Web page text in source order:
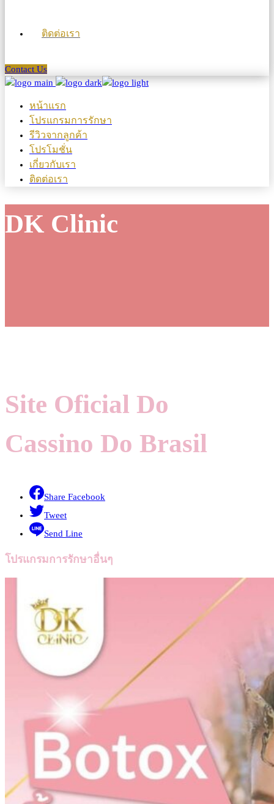
ติดต่อเรา
Contact Us
หน้าแรก
โปรแกรมการรักษา
รีวิวจากลูกค้า
โปรโมชั่น
เกี่ยวกับเรา
ติดต่อเรา
DK Clinic
Site Oficial Do
Cassino Do Brasil
Share Facebook
Tweet
Send Line
โปรแกรมการรักษาอื่นๆ